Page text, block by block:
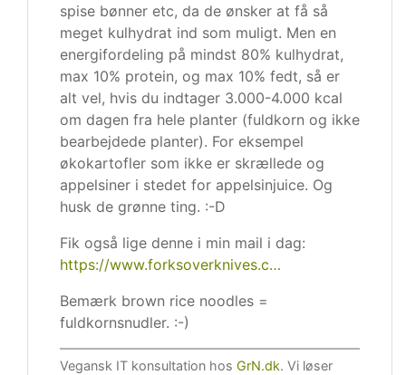
spise bønner etc, da de ønsker at få så
meget kulhydrat ind som muligt. Men en
energifordeling på mindst 80% kulhydrat,
max 10% protein, og max 10% fedt, så er
alt vel, hvis du indtager 3.000-4.000 kcal
om dagen fra hele planter (fuldkorn og ikke
bearbejdede planter). For eksempel
økokartofler som ikke er skrællede og
appelsiner i stedet for appelsinjuice. Og
husk de grønne ting. :-D
Fik også lige denne i min mail i dag:
https://www.forksoverknives.c…
Bemærk brown rice noodles =
fuldkornsnudler. :-)
Vegansk IT konsultation hos GrN.dk. Vi løser